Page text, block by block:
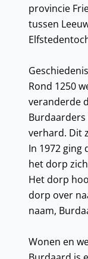
provincie
tussen
Geschiedenis
Rond 1250
veranderde
verhard. Dit
In 1972
het dorp
Het dorp
dorp over
naam,
Wonen en